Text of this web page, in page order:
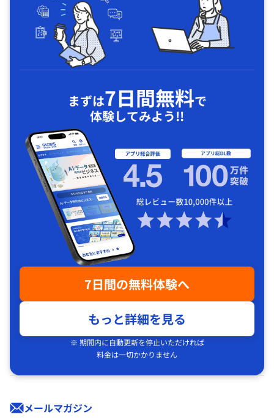
まずは7日間無料で
体験してみよう!!
7日間の無料体験へ
もっと詳細を見る
※ 期間内に自動更新を停止いただければ
料金は一切かかりません
メールマガジン